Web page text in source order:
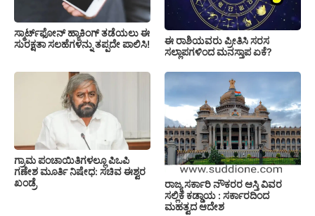
ಸ್ಮಾರ್ಟ್‌ಫೋನ್ ಹ್ಯಾಕಿಂಗ್ ತಡೆಯಲು ಈ
ಸುರಕ್ಷತಾ ಸಲಹೆಗಳನ್ನು ತಪ್ಪದೇ ಪಾಲಿಸಿ!
ಈ ರಾಶಿಯವರು ಪ್ರೀತಿಸಿ ಸರಸ
ಸಲ್ಲಾಪಗಳಿಂದ ಮನಸ್ತಾಪ ಏಕೆ?
ಗ್ರಾಮ ಪಂಚಾಯಿತಿಗಳಲ್ಲೂ ಪಿಒಪಿ
ಗಣೇಶ ಮೂರ್ತಿ ನಿಷೇಧ: ಸಚಿವ ಈಶ್ವರ
ಖಂಡ್ರೆ
ರಾಜ್ಯ ಸರ್ಕಾರಿ ನೌಕರರ ಆಸ್ತಿ ವಿವರ
ಸಲ್ಲಿಕೆ ಕಡ್ಡಾಯ : ಸರ್ಕಾರದಿಂದ
ಮಹತ್ವದ ಆದೇಶ